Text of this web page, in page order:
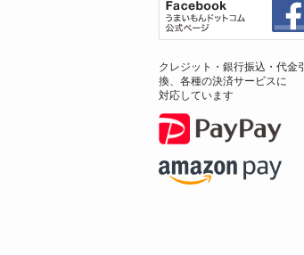
クレジット・銀行振込・代金引
換、各種の決済サービスに
対応しています